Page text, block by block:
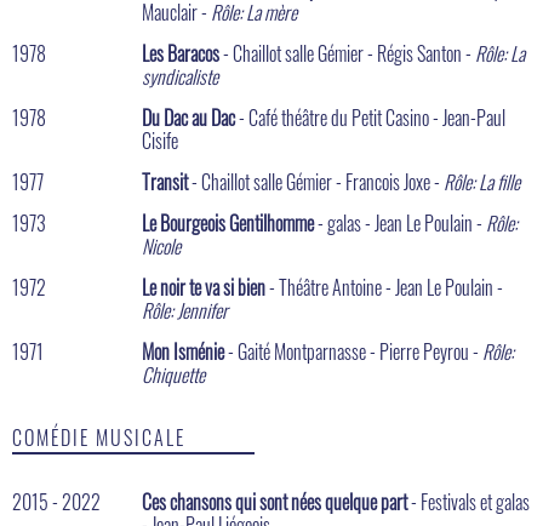
Mauclair - Rôle: La mère
1978
Les Baracos- Chaillot salle Gémier - Régis Santon - Rôle: La
syndicaliste
1978
Du Dac au Dac- Café théâtre du Petit Casino - Jean-Paul
Cisife
1977
Transit- Chaillot salle Gémier - Francois Joxe - Rôle: La fille
1973
Le Bourgeois Gentilhomme- galas - Jean Le Poulain - Rôle:
Nicole
1972
Le noir te va si bien- Théâtre Antoine - Jean Le Poulain -
Rôle: Jennifer
1971
Mon Isménie- Gaité Montparnasse - Pierre Peyrou - Rôle:
Chiquette
COMÉDIE MUSICALE
2015 - 2022 Ces chansons qui sont nées quelque part- Festivals et galas